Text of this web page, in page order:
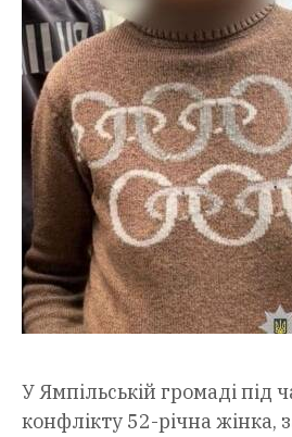
У Ямпільській громаді під
конфлікту 52-річна жінка,